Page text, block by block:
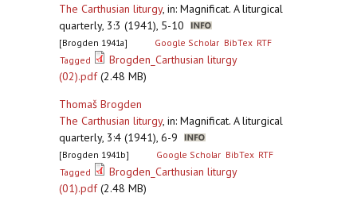
The Carthusian liturgy, in: Magnificat. A liturgical
quarterly, 3:3 (1941), 5-10
[Brogden 1941a] Google Scholar BibTex RTF
Tagged
Brogden_Carthusian liturgy
(02).pdf(2.48 MB)
Thomaš Brogden
The Carthusian liturgy, in: Magnificat. A liturgical
quarterly, 3:4 (1941), 6-9
[Brogden 1941b] Google Scholar BibTex RTF
Tagged
Brogden_Carthusian liturgy
(01).pdf(2.48 MB)